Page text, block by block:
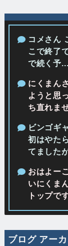
コメさん
こで終了
で続く予...
にくまん
ようと思
ち直れま
ビンゴギ
初はやた
てました
おはよー
いにくま
トップで
ブログ アー